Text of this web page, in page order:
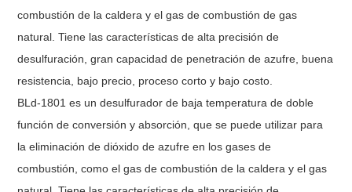
combustión de la caldera y el gas de combustión de gas
natural. Tiene las características de alta precisión de
desulfuración, gran capacidad de penetración de azufre, buena
resistencia, bajo precio, proceso corto y bajo costo.
BLd-1801 es un desulfurador de baja temperatura de doble
función de conversión y absorción, que se puede utilizar para
la eliminación de dióxido de azufre en los gases de
combustión, como el gas de combustión de la caldera y el gas